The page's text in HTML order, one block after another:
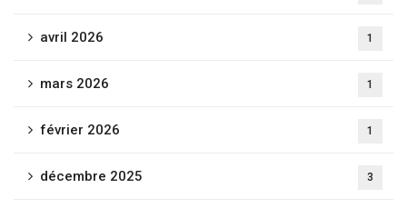
avril 2026 1
mars 2026 1
février 2026 1
décembre 2025 3